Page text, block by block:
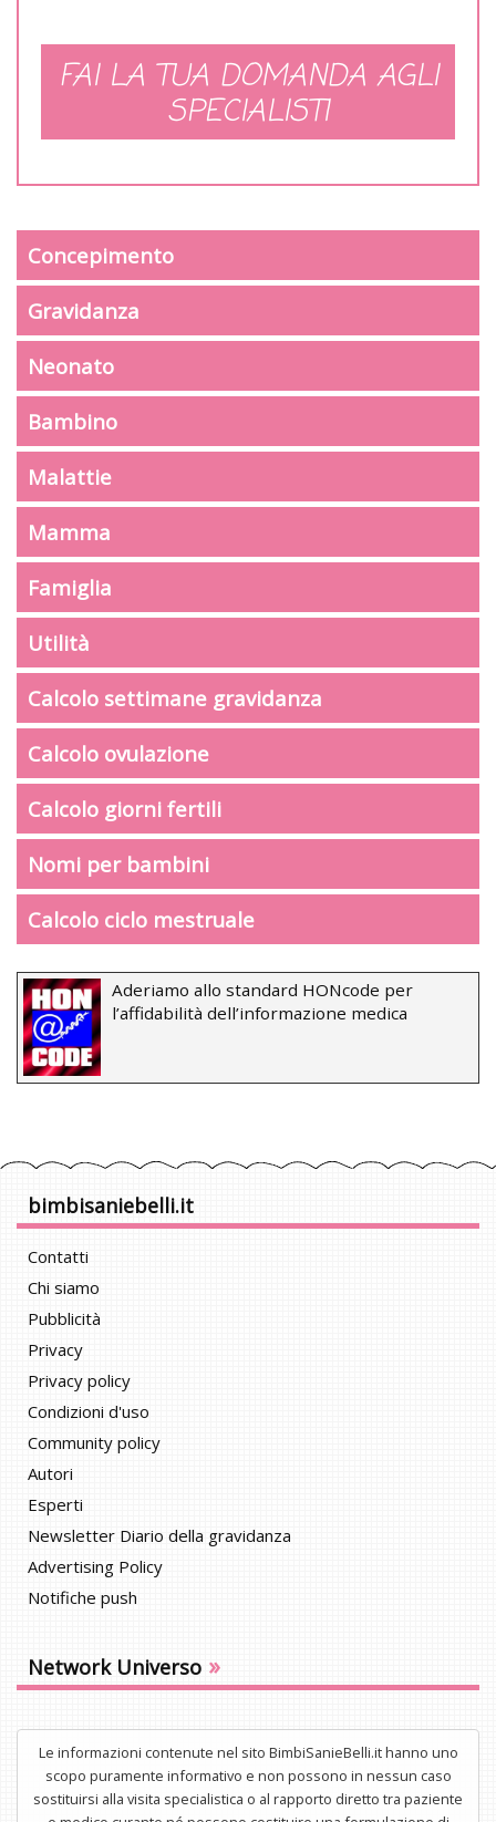
FAI LA TUA DOMANDA AGLI
SPECIALISTI
Concepimento
Gravidanza
Neonato
Bambino
Malattie
Mamma
Famiglia
Utilità
Calcolo settimane gravidanza
Calcolo ovulazione
Calcolo giorni fertili
Nomi per bambini
Calcolo ciclo mestruale
Aderiamo allo standard HONcode per
l’affidabilità dell’informazione medica
bimbisaniebelli.it
Contatti
Chi siamo
Pubblicità
Privacy
Privacy policy
Condizioni d'uso
Community policy
Autori
Esperti
Newsletter Diario della gravidanza
Advertising Policy
Notifiche push
Network Universo »
Le informazioni contenute nel sito BimbiSanieBelli.it hanno uno
scopo puramente informativo e non possono in nessun caso
sostituirsi alla visita specialistica o al rapporto diretto tra paziente